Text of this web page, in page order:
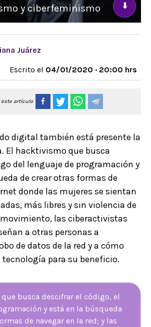
y ciberfeminismo ⬇
Juárez
Escrito el 04/01/2020 · 20:00 hrs
este artículo
digital también está presente la
El hacktivismo que busca
del lenguaje de programación y
de crear otras formas de
donde las mujeres se sientan
más libres y sin violencia de
las ciberactivistas
a otras personas a
de datos de la red y a cómo
tecnología para su beneficio.
busca descifrar el código, el
y está en la búsqueda
de navegar en la red; y las